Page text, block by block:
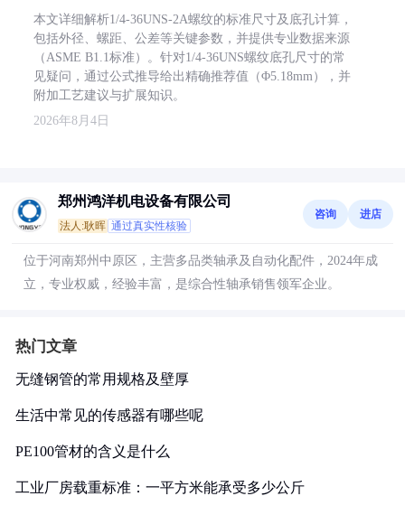
本文详细解析1/4-36UNS-2A螺纹的标准尺寸及底孔计算，
包括外径、螺距、公差等关键参数，并提供专业数据来源
（ASME B1.1标准）。针对1/4-36UNS螺纹底孔尺寸的常
见疑问，通过公式推导给出精确推荐值（Φ5.18mm），并
附加工艺建议与扩展知识。
2026年8月4日
郑州鸿洋机电设备有限公司
法人:耿晖 通过真实性核验
咨询 进店
位于河南郑州中原区，主营多品类轴承及自动化配件，2024年成
立，专业权威，经验丰富，是综合性轴承销售领军企业。
热门文章
无缝钢管的常用规格及壁厚
生活中常见的传感器有哪些呢
PE100管材的含义是什么
工业厂房载重标准：一平方米能承受多少公斤